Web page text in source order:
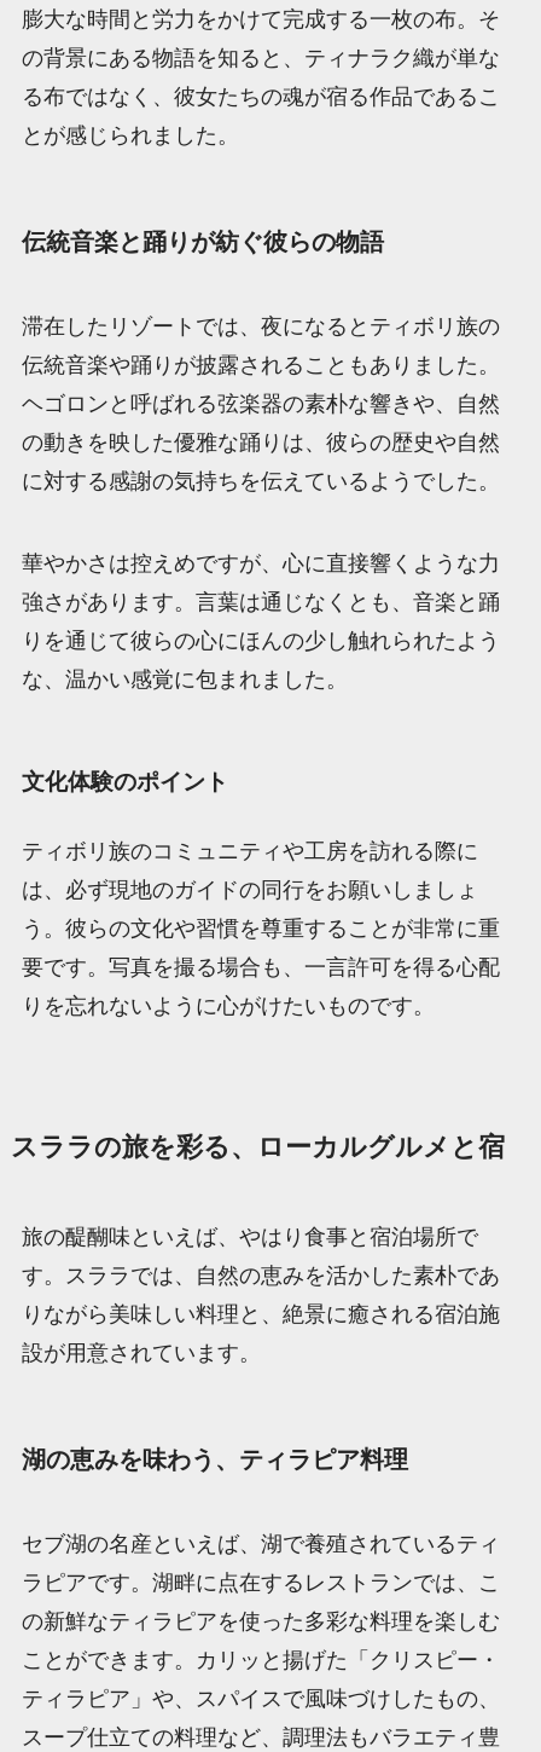
膨大な時間と労力をかけて完成する一枚の布。そ
の背景にある物語を知ると、ティナラク織が単な
る布ではなく、彼女たちの魂が宿る作品であるこ
とが感じられました。
伝統音楽と踊りが紡ぐ彼らの物語
滞在したリゾートでは、夜になるとティボリ族の
伝統音楽や踊りが披露されることもありました。
ヘゴロンと呼ばれる弦楽器の素朴な響きや、自然
の動きを映した優雅な踊りは、彼らの歴史や自然
に対する感謝の気持ちを伝えているようでした。
華やかさは控えめですが、心に直接響くような力
強さがあります。言葉は通じなくとも、音楽と踊
りを通じて彼らの心にほんの少し触れられたよう
な、温かい感覚に包まれました。
文化体験のポイント
ティボリ族のコミュニティや工房を訪れる際に
は、必ず現地のガイドの同行をお願いしましょ
う。彼らの文化や習慣を尊重することが非常に重
要です。写真を撮る場合も、一言許可を得る心配
りを忘れないように心がけたいものです。
スララの旅を彩る、ローカルグルメと宿
旅の醍醐味といえば、やはり食事と宿泊場所で
す。スララでは、自然の恵みを活かした素朴であ
りながら美味しい料理と、絶景に癒される宿泊施
設が用意されています。
湖の恵みを味わう、ティラピア料理
セブ湖の名産といえば、湖で養殖されているティ
ラピアです。湖畔に点在するレストランでは、こ
の新鮮なティラピアを使った多彩な料理を楽しむ
ことができます。カリッと揚げた「クリスピー・
ティラピア」や、スパイスで風味づけしたもの、
スープ仕立ての料理など、調理法もバラエティ豊